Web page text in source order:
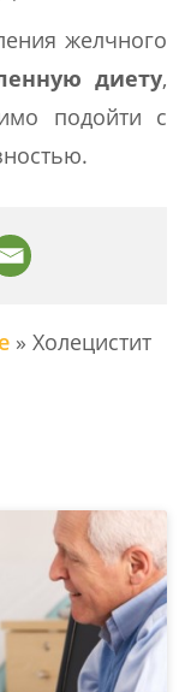
желчного
диету,
подойти с
» Холецистит